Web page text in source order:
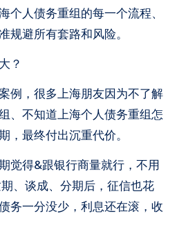
个人债务重组的每一个流程、
规避所有套路和风险。
？
例，很多上海朋友因为不了解
、不知道上海个人债务重组怎
，最终付出沉重代价。
觉得&跟银行商量就行，不用
、谈成、分期后，征信也花
务一分没少，利息还在滚，收